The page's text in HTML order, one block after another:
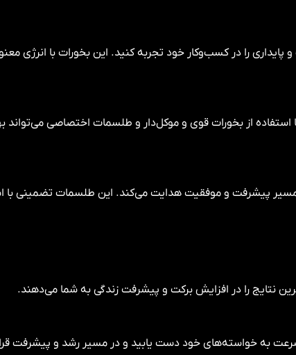
را در کسب‌وکار خود تجربه کنید. این بخورات با انرژی
از بخورات قوی و موکل‌دار و طلسمات اختصاصی می‌تواند
پیشرفت و موفقیت هدایت می‌کند. این طلسمات تضمینی با
را در افزایش برکت و پیشرفت زندگی به شما می‌دهند.
به خواسته‌های خود دست یابید و در مسیر رشد و پیشرفت